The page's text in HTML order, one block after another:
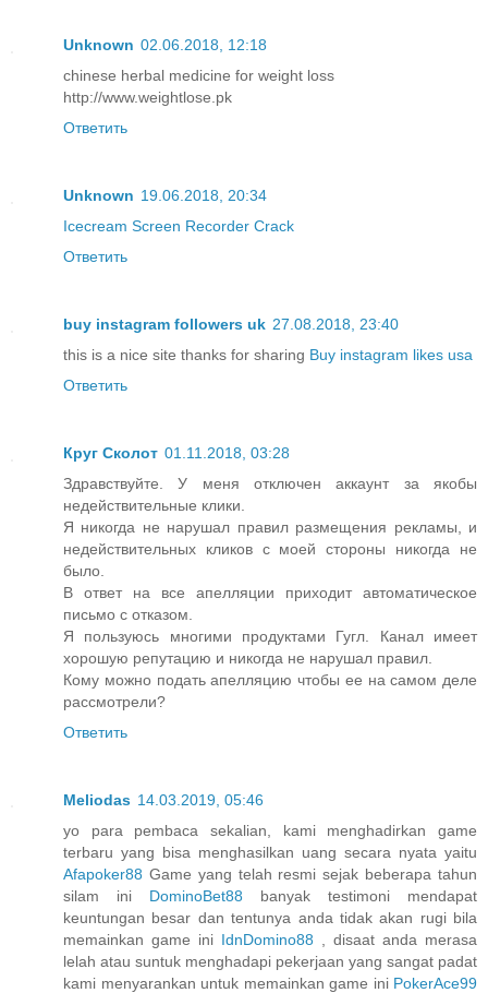
Unknown 02.06.2018, 12:18
chinese herbal medicine for weight loss
http://www.weightlose.pk
Ответить
Unknown 19.06.2018, 20:34
Icecream Screen Recorder Crack
Ответить
buy instagram followers uk 27.08.2018, 23:40
this is a nice site thanks for sharing Buy instagram likes usa
Ответить
Круг Сколот 01.11.2018, 03:28
Здравствуйте. У меня отключен аккаунт за якобы
недействительные клики.
Я никогда не нарушал правил размещения рекламы, и
недействительных кликов с моей стороны никогда не
было.
В ответ на все апелляции приходит автоматическое
письмо с отказом.
Я пользуюсь многими продуктами Гугл. Канал имеет
хорошую репутацию и никогда не нарушал правил.
Кому можно подать апелляцию чтобы ее на самом деле
рассмотрели?
Ответить
Meliodas 14.03.2019, 05:46
yo para pembaca sekalian, kami menghadirkan game
terbaru yang bisa menghasilkan uang secara nyata yaitu
Afapoker88 Game yang telah resmi sejak beberapa tahun
silam ini DominoBet88 banyak testimoni mendapat
keuntungan besar dan tentunya anda tidak akan rugi bila
memainkan game ini IdnDomino88 , disaat anda merasa
lelah atau suntuk menghadapi pekerjaan yang sangat padat
kami menyarankan untuk memainkan game ini PokerAce99